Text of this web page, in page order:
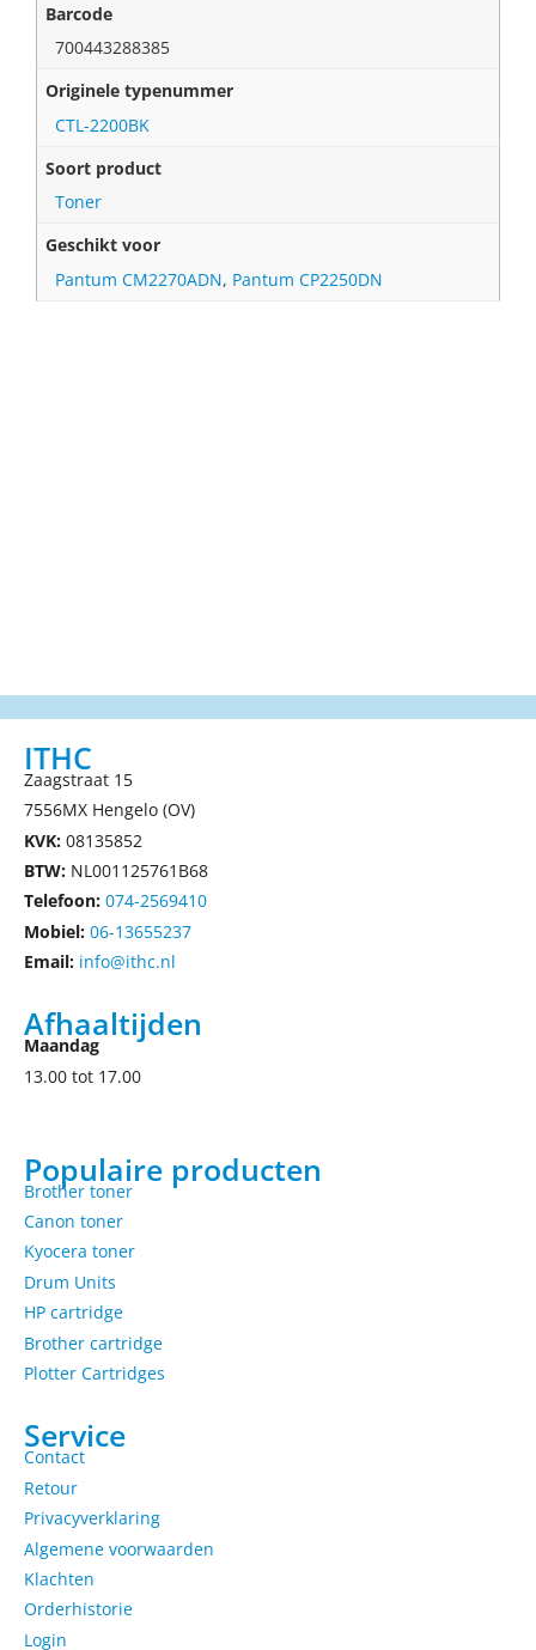
Barcode
700443288385
Originele typenummer
CTL-2200BK
Soort product
Toner
Geschikt voor
Pantum CM2270ADN, Pantum CP2250DN
ITHC
Zaagstraat 15
7556MX Hengelo (OV)
KVK: 08135852
BTW: NL001125761B68
Telefoon: 074-2569410
Mobiel: 06-13655237
Email: info@ithc.nl
Afhaaltijden
Maandag
13.00 tot 17.00
Populaire producten
Brother toner
Canon toner
Kyocera toner
Drum Units
HP cartridge
Brother cartridge
Plotter Cartridges
Service
Contact
Retour
Privacyverklaring
Algemene voorwaarden
Klachten
Orderhistorie
Login